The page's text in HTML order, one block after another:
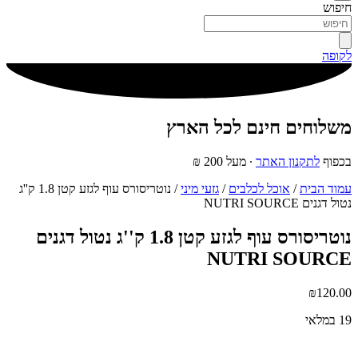
חיפוש
לקופה
משלוחים חינם לכל הארץ
בכפוף לתקנון האתר ∙ מעל 200 ₪
עמוד הבית/ אוכל לכלבים / גזעי מיני
/ נוטריסורס עוף לגזע קטן 1.8 ק''ג
נטול דגנים NUTRI SOURCE
נוטריסורס עוף לגזע קטן 1.8 ק''ג נטול דגנים
NUTRI SOURCE
₪120.00
19 במלאי